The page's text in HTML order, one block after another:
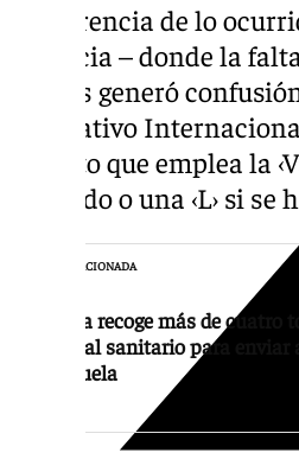
A diferencia de lo
Valencia – donde la
coches generó
Normativo
estricto que emplea la
fallecido o una ‹L› si
NOTICIA RELACIONADA
Málaga recoge más de cuatro
material sanitario para enviar
Venezuela